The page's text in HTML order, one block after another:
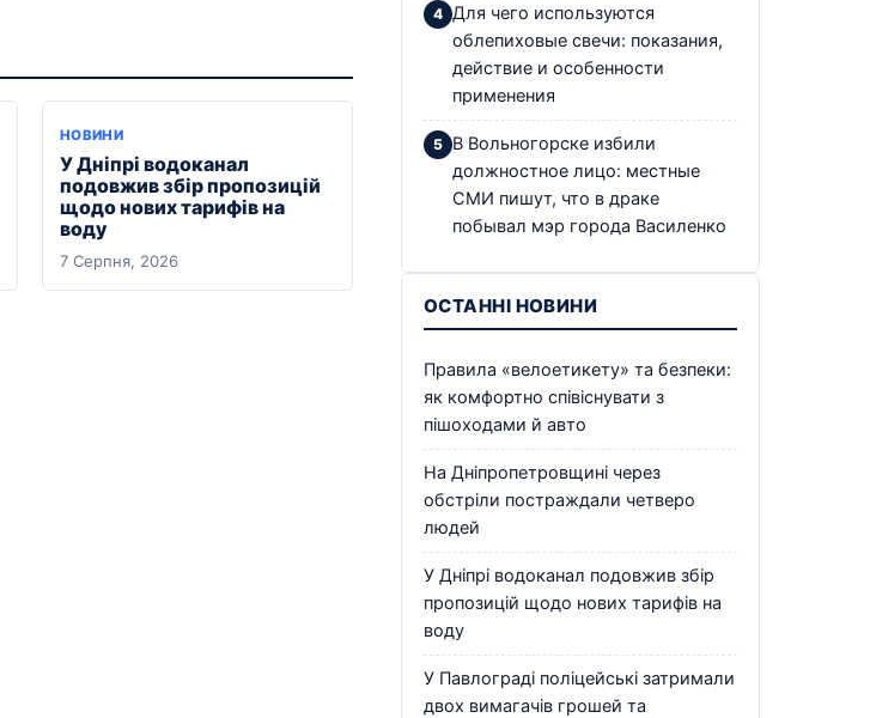
НОВИНИ
У Дніпрі водоканал
подовжив збір пропозицій
щодо нових тарифів на
воду
7 Серпня, 2026
Для чего используются
облепиховые свечи: показания,
действие и особенности
применения
В Вольногорске избили
должностное лицо: местные
СМИ пишут, что в драке
побывал мэр города Василенко
ОСТАННІ НОВИНИ
Правила «велоетикету» та безпеки:
як комфортно співіснувати з
пішоходами й авто
На Дніпропетровщині через
обстріли постраждали четверо
людей
У Дніпрі водоканал подовжив збір
пропозицій щодо нових тарифів на
воду
У Павлограді поліцейські затримали
двох вимагачів грошей та